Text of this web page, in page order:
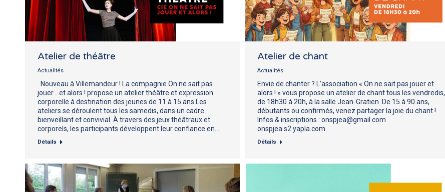
Atelier de théâtre
Actualités
Nouveau à Villemandeur ! La compagnie On ne sait pas
jouer… et alors ! propose un atelier théâtre et expression
corporelle à destination des jeunes de 11 à 15 ans Les
ateliers se déroulent tous les samedis, dans un cadre
bienveillant et convivial. À travers des jeux théâtraux et
corporels, les participants développent leur confiance en…
Détails
Atelier de chant
Actualités
Envie de chanter ? L’association « On ne sait pas jouer et
alors ! » vous propose un atelier de chant tous les vendredis,
de 18h30 à 20h, à la salle Jean-Gratien. De 15 à 90 ans,
débutants ou confirmés, venez partager la joie du chant !
Infos & inscriptions : onspjea@gmail.com
onspjea.s2.yapla.com
Détails